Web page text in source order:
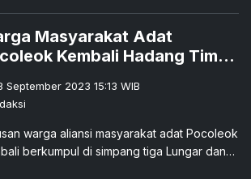
sebuah laporan yang dimuat di
Waligereja Filipina (CBCP).
Masyarakat Adat
Kembali Hadang Tim
Sejumlah Polisi
September 2023 15:13 WIB
warga aliansi masyarakat adat Pocoleok
berkumpul di simpang tiga Lungar dan